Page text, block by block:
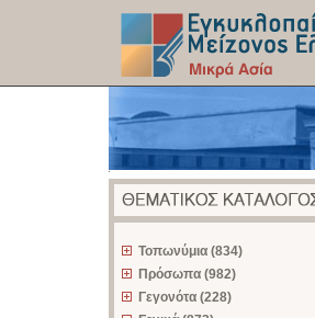
Τοπωνύμια (834)
Πρόσωπα (982)
Γεγονότα (228)